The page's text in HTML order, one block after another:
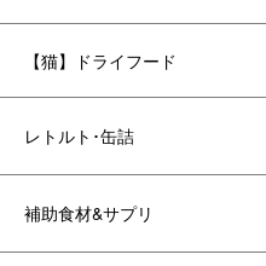
【猫】ドライフード
レトルト･缶詰
補助食材&サプリ